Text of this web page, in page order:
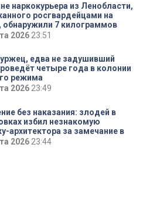
наркокурьера из Ленобласти,
росгвардейцами на
обнаружили 7 килограммов
2026 23:51
едва не задушивший
четыре года в колонии
режима
202623:49
без наказания: злодей в
избил незнакомую
архитектора за замечание в
на проспекте Просвещения
2026 23:44